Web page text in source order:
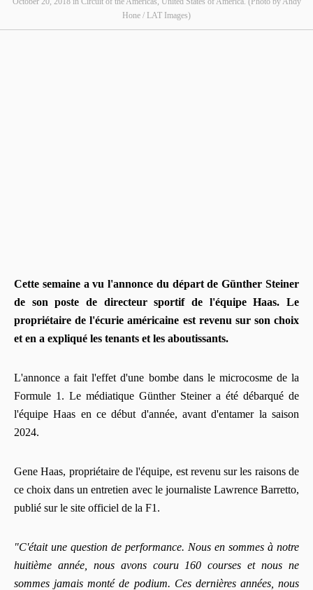
Hone / LAT Images)
Cette semaine a vu l'annonce du départ de Günther Steiner
de son poste de directeur sportif de l'équipe Haas. Le
propriétaire de l'écurie américaine est revenu sur son choix
et en a expliqué les tenants et les aboutissants.
L'annonce a fait l'effet d'une bombe dans le microcosme de la
Formule 1. Le médiatique Günther Steiner a été débarqué de
l'équipe Haas en ce début d'année, avant d'entamer la saison
2024.
Gene Haas, propriétaire de l'équipe, est revenu sur les raisons de
ce choix dans un entretien avec le journaliste Lawrence Barretto,
publié sur le site officiel de la F1.
"C'était une question de performance. Nous en sommes à notre
huitième année, nous avons couru 160 courses et nous ne
sommes jamais monté de podium. Ces dernières années, nous